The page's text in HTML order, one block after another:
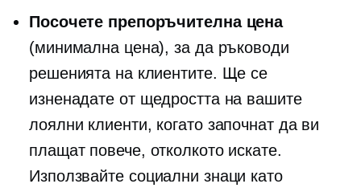
Посочете препоръчителна цена
(минимална цена), за да ръководи
решенията на клиентите. Ще се
изненадате от щедростта на вашите
лоялни клиенти, когато започнат да ви
плащат повече, отколкото искате.
Използвайте социални знаци като